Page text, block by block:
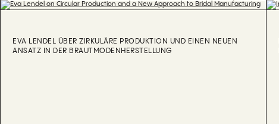
EVA LENDEL ÜBER ZIRKULÄRE PRODUKTION UND EINEN NEUEN
ANSATZ IN DER BRAUTMODENHERSTELLUNG